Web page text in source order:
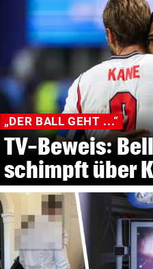
„DER BALL GEHT ...“
TV-Beweis:
schimpft über